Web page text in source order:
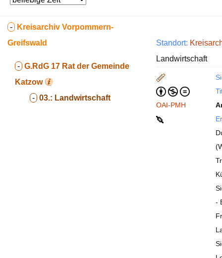
- Kreisarchiv Vorpommern-
Greifswald
- G.RdG 17 Rat der Gemeinde
Katzow
- 03.: Landwirtschaft
Standort:
Landwirtschaft
OAI-PMH
-